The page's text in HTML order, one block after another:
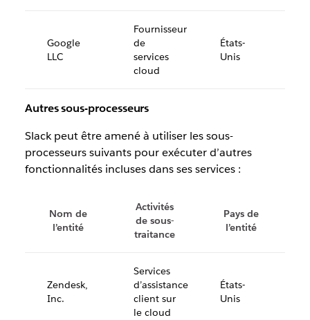
Google
LLC
Fournisseur
de
services
cloud
États-
Unis
Autres sous-processeurs
Slack peut être amené à utiliser les sous-
processeurs suivants pour exécuter d’autres
fonctionnalités incluses dans ses services :
Nom de
l’entité
Activités
de sous-
traitance
Pays de
l’entité
Zendesk,
Inc.
Services
d’assistance
client sur
le cloud
États-
Unis